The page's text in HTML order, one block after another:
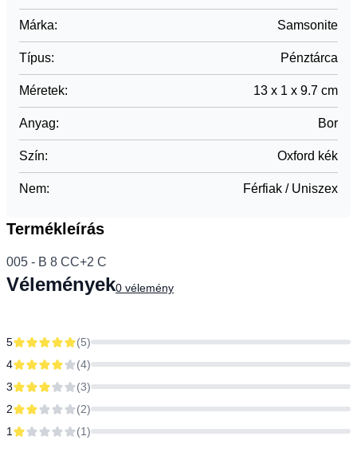
Márka: Samsonite
Típus: Pénztárca
Méretek: 13 x 1 x 9.7 cm
Anyag: Bor
Szín: Oxford kék
Nem: Férfiak / Uniszex
Termékleírás
005 - B 8 CC+2 C
Vélemények0 vélemény
5 (5)
4
(4)
3
(3)
2
(2)
1
(1)